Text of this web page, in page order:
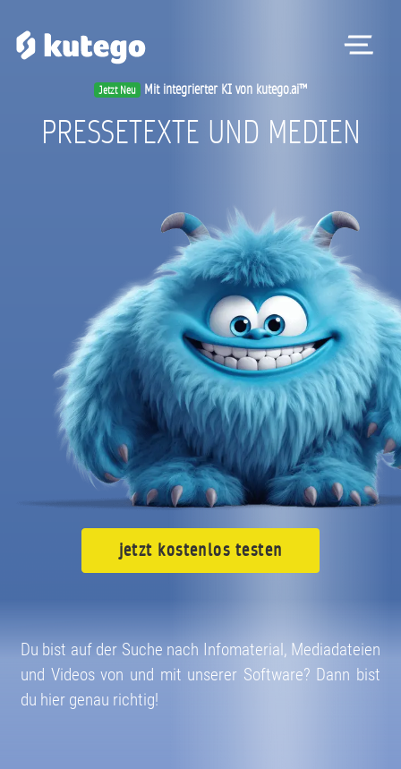
Jetzt Neu Mit integrierter KI von kutego.ai™
PRESSETEXTE UND MEDIEN
jetzt kostenlos testen
Du bist auf der Suche nach Infomaterial, Mediadateien
und Videos von und mit unserer Software? Dann bist
du hier genau richtig!